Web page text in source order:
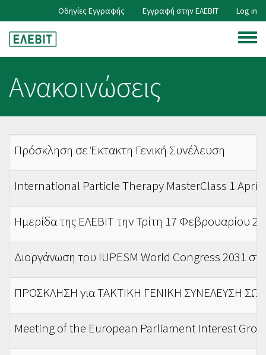
to
main
content
User
account
menu
Οδηγίες Εγγραφής Εγγραφή στην ΕΛΕΒΙΤ Log in
Toggle
menu
Ανακοινώσεις
Πρόσκληση σε Έκτακτη Γενική Συνέλευση
International Particle Therapy MasterClass 1 April
Ημερίδα της ΕΛΕΒΙΤ την Τρίτη 17 Φεβρουαρίου
Διοργάνωση του IUPESM World Congress 2031
ΠΡΟΣΚΛΗΣΗ για ΤΑΚΤΙΚΗ ΓΕΝΙΚΗ ΣΥΝΕΛΕΥΣΗ
Meeting of the European Parliament Interest